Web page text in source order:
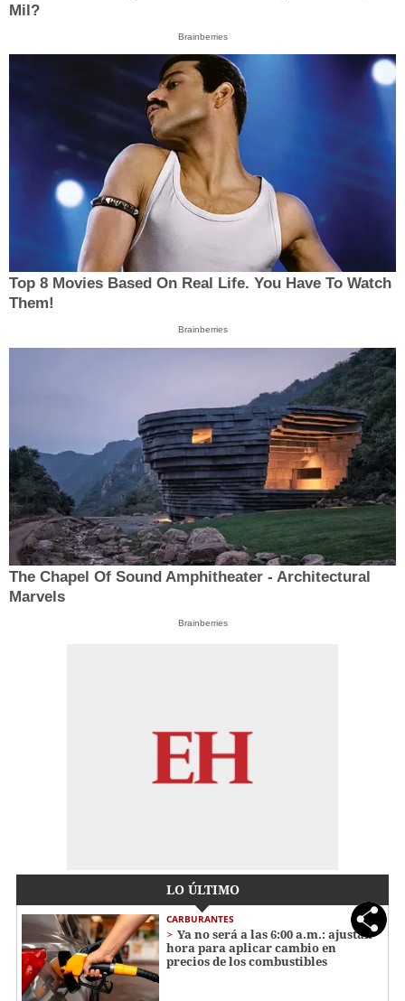
Mil?
Brainberries
Top 8 Movies Based On Real Life. You Have To Watch
Them!
Brainberries
The Chapel Of Sound Amphitheater - Architectural
Marvels
Brainberries
LO ÚLTIMO
CARBURANTES
Ya no será a las 6:00 a.m.: ajustan
hora para aplicar cambio en
precios de los combustibles